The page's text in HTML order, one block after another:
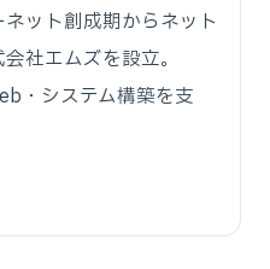
ット創成期からネット
社エムズを設立。
・システム構築を支